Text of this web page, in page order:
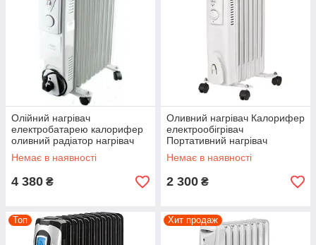
Олійний нагрівач
електробатарею калорифер
оливний радіатор нагрівач
оливний електричний
Немає в наявності
4 380 ₴
Оливний нагрівач Калорифер
електрообігрівач
Портативний нагрівач
Оливний радіатор 1500W
Немає в наявності
2 300 ₴
Топ Хит продаж